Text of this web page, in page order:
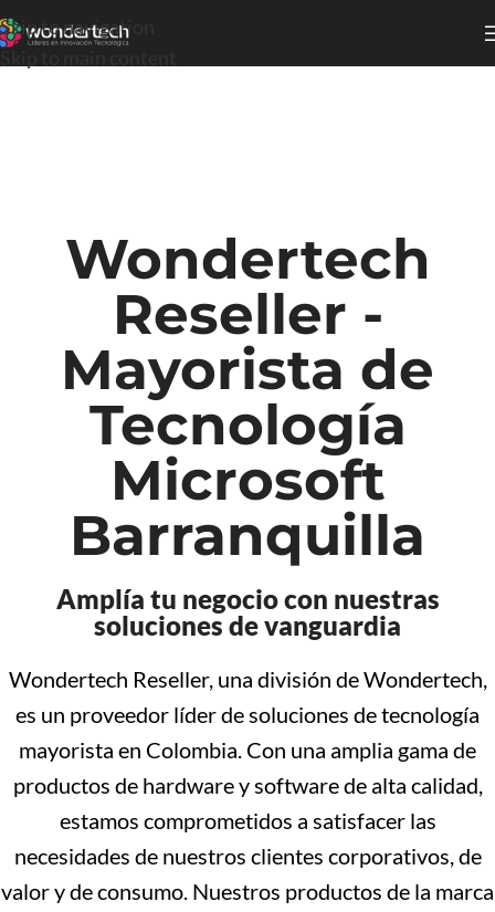
Skip to navigation
Wondertech
Reseller -
Mayorista de
Tecnología
Microsoft
Barranquilla
Amplía tu negocio con nuestras
soluciones de vanguardia
Wondertech Reseller, una división de Wondertech,
es un proveedor líder de soluciones de tecnología
mayorista en Colombia. Con una amplia gama de
productos de hardware y software de alta calidad,
estamos comprometidos a satisfacer las
necesidades de nuestros clientes corporativos, de
valor y de consumo. Nuestros productos de la marca